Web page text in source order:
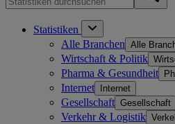
Statistiken
Alle Branchen Alle
Wirtschaft & Politik
Pharma & Gesundheit
Internet Internet
Gesellschaft Gesellschaft
Verkehr & Logistik